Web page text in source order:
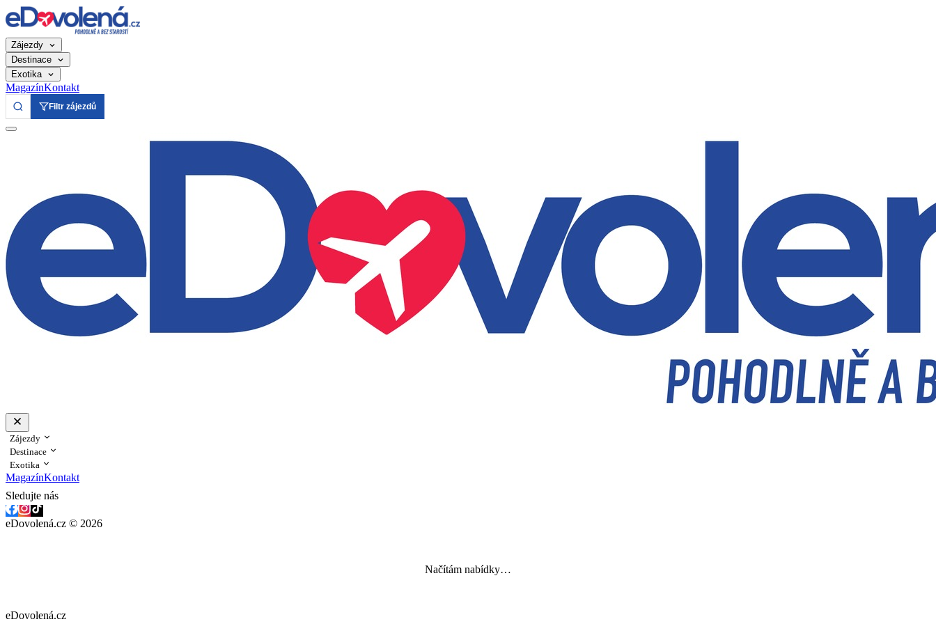
Zájezdy
Destinace
Exotika
MagazínKontakt
Filtr zájezdů
Zájezdy
Destinace
Exotika
MagazínKontakt
Sledujte nás
eDovolená.cz © 2026
Načítám nabídky…
eDovolená.cz